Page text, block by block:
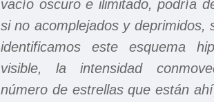
vacío oscuro e ilimitado, podría
si no acomplejados y deprimidos,
identificamos este esquema
visible, la intensidad
número de estrellas que están